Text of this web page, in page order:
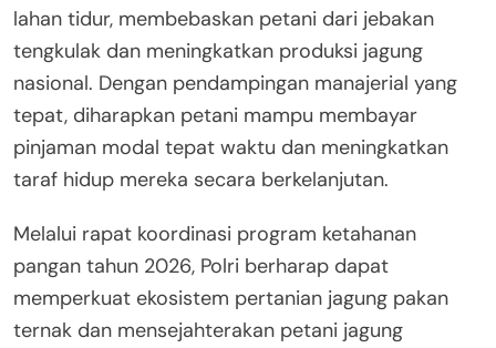
lahan tidur, membebaskan petani dari jebakan
tengkulak dan meningkatkan produksi jagung
nasional. Dengan pendampingan manajerial yang
tepat, diharapkan petani mampu membayar
pinjaman modal tepat waktu dan meningkatkan
taraf hidup mereka secara berkelanjutan.
Melalui rapat koordinasi program ketahanan
pangan tahun 2026, Polri berharap dapat
memperkuat ekosistem pertanian jagung pakan
ternak dan mensejahterakan petani jagung